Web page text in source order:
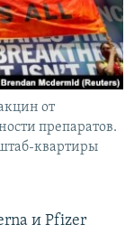
от
препаратов.
квартиры
и Pfizer